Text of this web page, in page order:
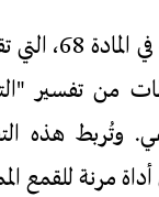
تستمر هذه
من تفسير
مرنة للقمع